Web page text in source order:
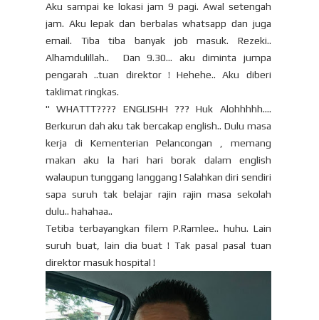
Aku sampai ke lokasi jam 9 pagi. Awal setengah
jam. Aku lepak dan berbalas whatsapp dan juga
email. Tiba tiba banyak job masuk. Rezeki..
Alhamdulillah.. Dan 9.30... aku diminta jumpa
pengarah ..tuan direktor ! Hehehe.. Aku diberi
taklimat ringkas.
" WHATTT???? ENGLISHH ??? Huk Alohhhhh....
Berkurun dah aku tak bercakap english.. Dulu masa
kerja di Kementerian Pelancongan , memang
makan aku la hari hari borak dalam english
walaupun tunggang langgang ! Salahkan diri sendiri
sapa suruh tak belajar rajin rajin masa sekolah
dulu.. hahahaa..
Tetiba terbayangkan filem P.Ramlee.. huhu. Lain
suruh buat, lain dia buat ! Tak pasal pasal tuan
direktor masuk hospital !